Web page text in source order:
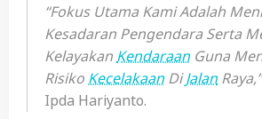
“Fokus Utama Kami Adalah
Kesadaran Pengendara Serta
Kelayakan KendaraanGuna
Risiko KecelakaanDiJalanRaya,”
Ipda Hariyanto.